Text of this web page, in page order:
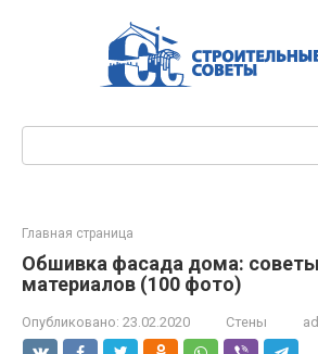
Главная страница
Обшивка фасада дома:
материалов (100 фото)
Опубликовано: 23.02.2020 Стены